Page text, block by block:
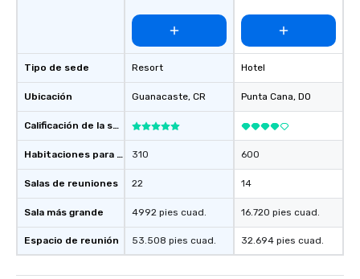
Tipo de sede
Ubicación
Calificación de la sede
Habitaciones para huéspedes
Salas de reuniones
Sala más grande
Espacio de reunión
Resort
Guanacaste, CR
310
22
4992 pies cuad.
53.508 pies cuad.
Hotel
Punta Cana, DO
600
14
16.720 pies cuad.
32.694 pies cuad.